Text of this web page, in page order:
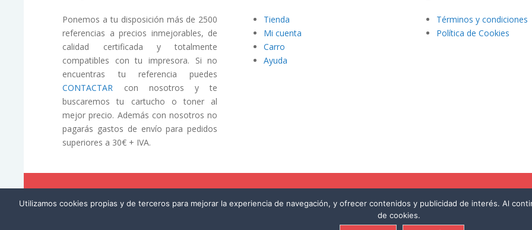
Ponemos a tu disposición más de 2500
referencias a precios inmejorables, de
calidad certificada y totalmente
compatibles con tu impresora. Si no
encuentras tu referencia puedes
CONTACTAR con nosotros y te
buscaremos tu cartucho o toner al
mejor precio. Además con nosotros no
pagarás gastos de envío para pedidos
superiores a 30€ + IVA.
Tienda
Mi cuenta
Carro
Ayuda
Términos y condiciones
Política de Cookies
© REYTONER 2015 –Términos y condiciones
Utilizamos cookies propias y de terceros para mejorar la experiencia de navegación, y ofrecer contenidos y publicidad de interés. Al
de cookies.